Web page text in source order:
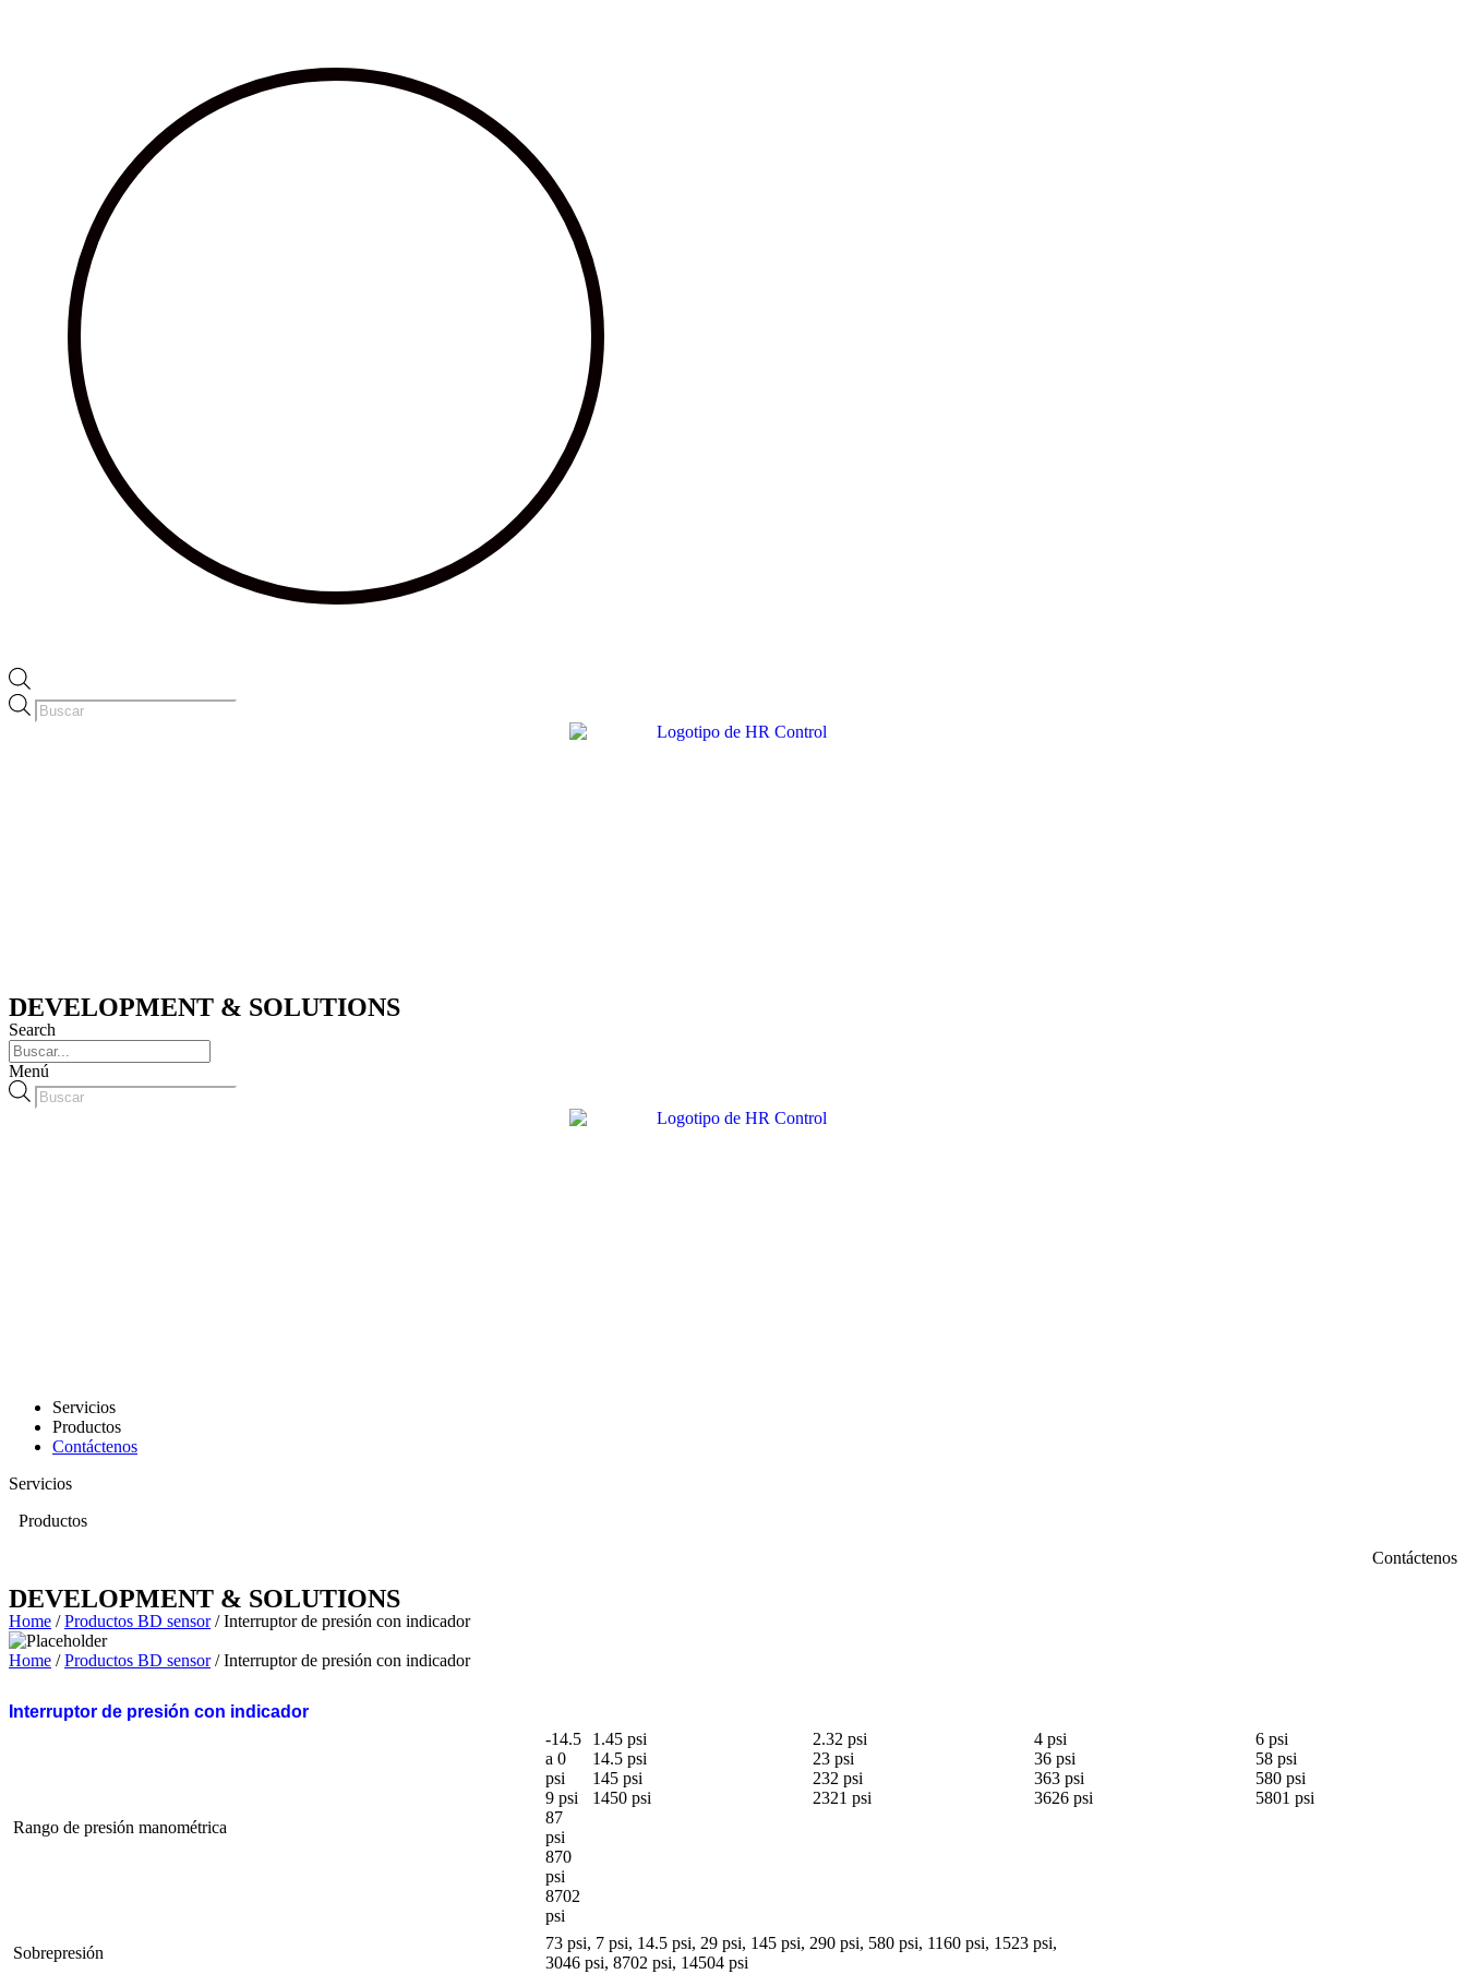
Búsqueda
de
DEVELOPMENT & SOLUTIONS
Search
Menú
Búsqueda
de
Servicios
Productos
Contáctenos
Servicios
Productos
Contáctenos
DEVELOPMENT & SOLUTIONS
Home /Productos BD sensor/ Interruptor de presión con indicador
Home /Productos BD sensor/ Interruptor de presión con indicador
Interruptor de presión con indicador
Rango de presión manométrica
-14.5
a 0
psi
9 psi
87
psi
870
psi
8702
psi
1.45 psi
14.5 psi
145 psi
1450 psi
2.32 psi
23 psi
232 psi
2321 psi
4 psi
36 psi
363 psi
3626 psi
6 psi
58 psi
580 psi
5801 psi
Sobrepresión
73 psi, 7 psi, 14.5 psi, 29 psi, 145 psi, 290 psi, 580 psi, 1160 psi, 1523 psi,
3046 psi, 8702 psi, 14504 psi